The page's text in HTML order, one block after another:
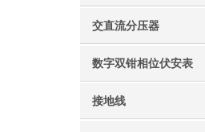
交直流分压器
数字双钳相位伏安表
接地线